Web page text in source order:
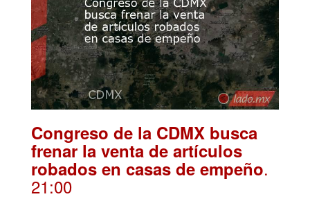
Congreso de la CDMX busca
frenar la venta de artículos
robados en casas de empeño.
21:00